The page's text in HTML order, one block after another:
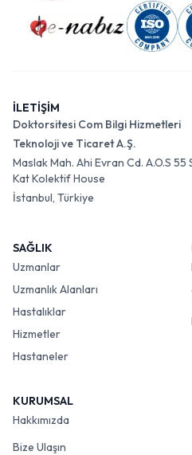
İLETİŞİM
Doktorsitesi Com Bilgi Hizmetleri
Teknoloji ve Ticaret A.Ş.
Maslak Mah. Ahi Evran Cd. A.O.S
Kat Kolektif House
İstanbul, Türkiye
SAĞLIK
Uzmanlar
Uzmanlık Alanları
Hastalıklar
Hizmetler
Hastaneler
KURUMSAL
Hakkımızda
Bize Ulaşın